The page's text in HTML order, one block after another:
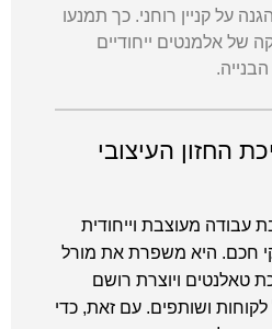
על קניין רוחני. כך תמנעו
של אלמנטים ייחודיים
החזון העיצובי
עבודה מעוצבת וייחודית
חכם. היא משפרת את מורל
טאלנטים ויוצרת רושם
ושותפים. עם זאת, כדי